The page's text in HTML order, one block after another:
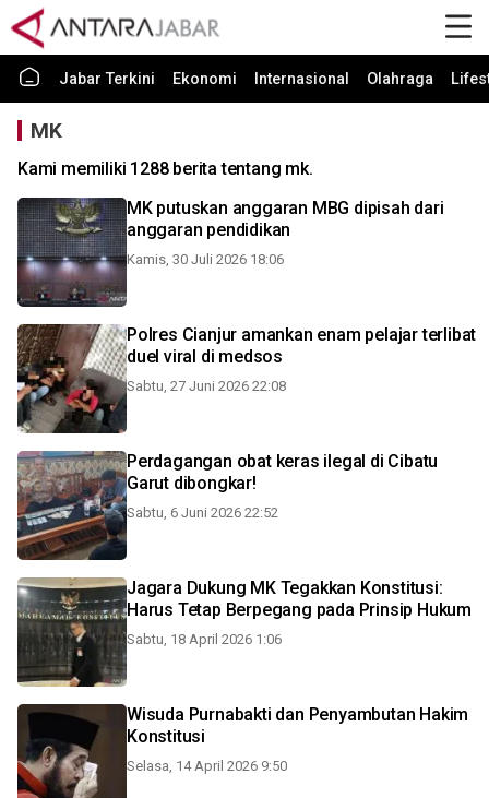
Jabar Terkini Ekonomi Internasional Olahraga
MK
Kami memiliki 1288 berita tentang mk.
MK putuskan anggaran MBG dipisah dari
anggaran pendidikan
Kamis, 30 Juli 2026 18:06
Polres Cianjur amankan enam pelajar terlibat
duel viral di medsos
Sabtu, 27 Juni 2026 22:08
Perdagangan obat keras ilegal di Cibatu
Garut dibongkar!
Sabtu, 6 Juni 2026 22:52
Jagara Dukung MK Tegakkan Konstitusi:
Harus Tetap Berpegang pada Prinsip Hukum
Sabtu, 18 April 2026 1:06
Wisuda Purnabakti dan Penyambutan Hakim
Konstitusi
Selasa, 14 April 2026 9:50